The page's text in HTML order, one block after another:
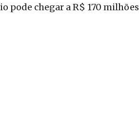
pode chegar a R$ 170 milhões